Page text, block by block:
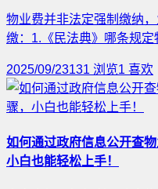
物业费并非法定强制缴纳
缴：1.《民法典》哪条规
绝支付不符合服务质量的
益。
2025/09/23131 浏览1 喜欢
如何通过政府信息公开查
小白也能轻松上手！